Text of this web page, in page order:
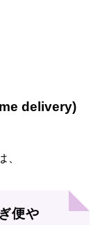
delivery)
、
便や